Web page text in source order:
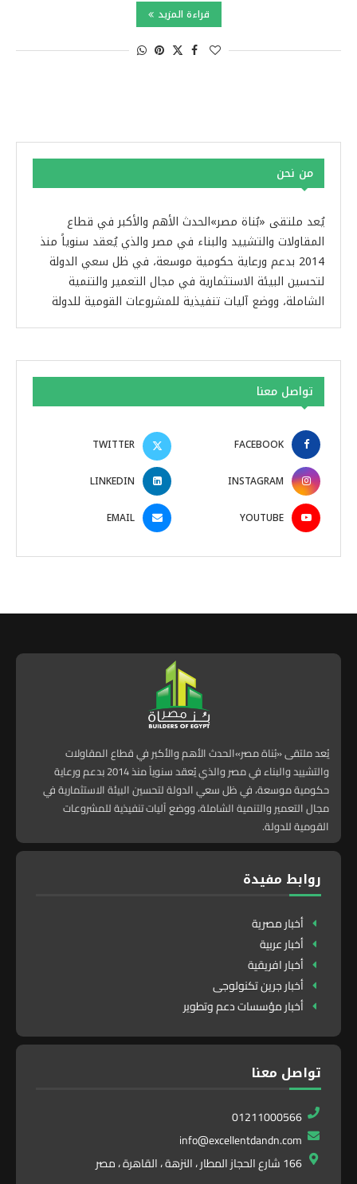
قراءة المزيد
من نحن
يُعد ملتقى «بُناة مصر»الحدث الأهم والأكبر في قطاع
المقاولات والتشييد والبناء في مصر والذي يُعقد سنوياً منذ
2014 بدعم ورعاية حكومية موسعة، في ظل سعي الدولة
لتحسين البيئة الاستثمارية في مجال التعمير والتنمية
الشاملة، ووضع آليات تنفيذية للمشروعات القومية للدولة
تواصل معنا
FACEBOOK
TWITTER
INSTAGRAM
LINKEDIN
YOUTUBE
EMAIL
يُعد ملتقى «بُناة مصر»الحدث الأهم والأكبر في قطاع المقاولات
والتشييد والبناء في مصر والذي يُعقد سنوياً منذ 2014 بدعم ورعاية
حكومية موسعة، في ظل سعي الدولة لتحسين البيئة الاستثمارية في
مجال التعمير والتنمية الشاملة، ووضع آليات تنفيذية للمشروعات
القومية للدولة.
روابط مفيدة
أخبار مصرية
أخبار عربية
أخبار افريقية
أخبار جرين تكنولوجى
أخبار مؤسسات دعم وتطوير
تواصل معنا
01211000566
info@excellentdandn.com
166 شارع الحجاز المطار ، النزهة ، القاهرة ، مصر